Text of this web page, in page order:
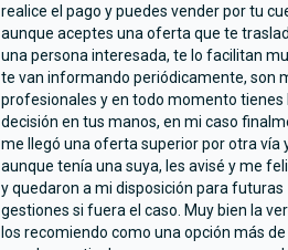
realice el pago y puedes vender por tu
aunque aceptes una oferta que te
una persona interesada, te lo facilitan
te van informando periódicamente, son
profesionales y en todo momento tienes
decisión en tus manos, en mi caso
me llegó una oferta superior por otra vía
aunque tenía una suya, les avisé y me
y quedaron a mi disposición para futuras
gestiones si fuera el caso. Muy bien la
los recomiendo como una opción más